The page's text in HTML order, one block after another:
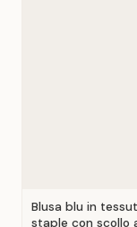
Blusa blu in
staple con scollo